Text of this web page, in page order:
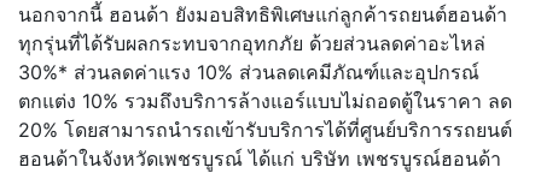
นอกจากนี้ ฮอนด้า ยังมอบสิทธิพิเศษแก่ลูกค้ารถยนต์ฮอนด้า
ทุกรุ่นที่ได้รับผลกระทบจากอุทกภัย ด้วยส่วนลดค่าอะไหล่
30%* ส่วนลดค่าแรง 10% ส่วนลดเคมีภัณฑ์และอุปกรณ์
ตกแต่ง 10% รวมถึงบริการล้างแอร์แบบไม่ถอดตู้ในราคา ลด
20% โดยสามารถนำรถเข้ารับบริการได้ที่ศูนย์บริการรถยนต์
ฮอนด้าในจังหวัดเพชรบูรณ์ ได้แก่ บริษัท เพชรบูรณ์ฮอนด้า